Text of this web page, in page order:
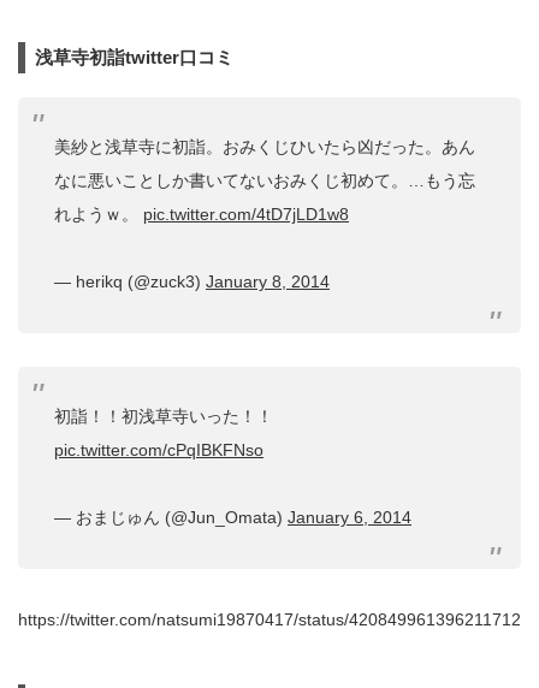
浅草寺初詣twitter口コミ
美紗と浅草寺に初詣。おみくじひいたら凶だった。あん
なに悪いことしか書いてないおみくじ初めて。…もう忘
れようｗ。 pic.twitter.com/4tD7jLD1w8
— herikq (@zuck3) January 8, 2014
初詣！！初浅草寺いった！！
pic.twitter.com/cPqIBKFNso
— おまじゅん (@Jun_Omata) January 6, 2014
https://twitter.com/natsumi19870417/status/420849961396211712